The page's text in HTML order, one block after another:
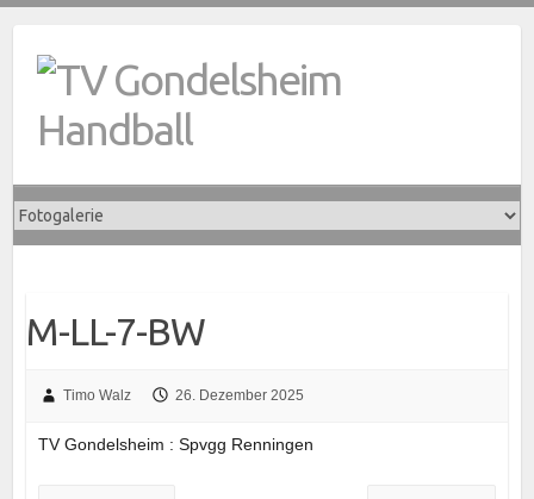
content
M-LL-7-BW
Timo Walz 26. Dezember 2025
TV Gondelsheim : Spvgg Renningen